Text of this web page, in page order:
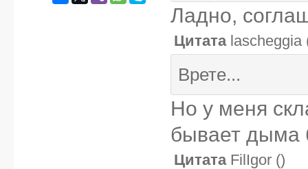
Ладно,
Цитата lascheggia
Врете...
Но у меня
бывает дыма
Цитата FilIgor ()